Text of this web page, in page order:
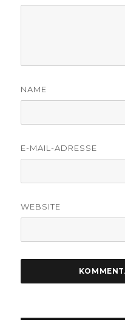
NAME
E-MAIL-ADRESSE
WEBSITE